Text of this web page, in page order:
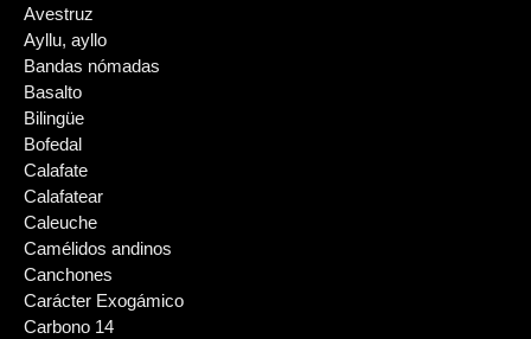
Avestruz
Ayllu, ayllo
Bandas nómadas
Basalto
Bilingüe
Bofedal
Calafate
Calafatear
Caleuche
Camélidos andinos
Canchones
Carácter Exogámico
Carbono 14